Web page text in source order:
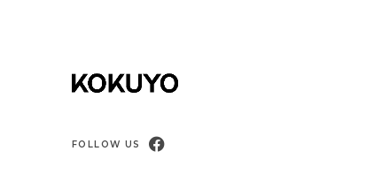
FOLLOW US